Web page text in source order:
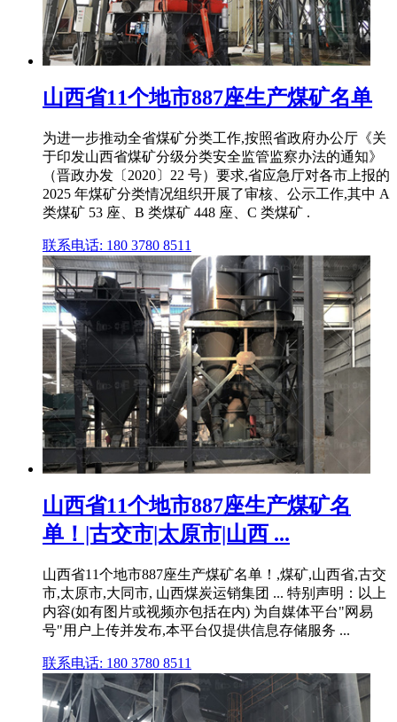
山西省11个地市887座生产煤矿名单
为进一步推动全省煤矿分类工作,按照省政府办公厅《关
于印发山西省煤矿分级分类安全监管监察办法的通知》
（晋政办发〔2020〕22 号）要求,省应急厅对各市上报的
2025 年煤矿分类情况组织开展了审核、公示工作,其中 A
类煤矿 53 座、B 类煤矿 448 座、C 类煤矿 .
联系电话: 180 3780 8511
山西省11个地市887座生产煤矿名
单！|古交市|太原市|山西 ...
山西省11个地市887座生产煤矿名单！,煤矿,山西省,古交
市,太原市,大同市, 山西煤炭运销集团 ... 特别声明：以上
内容(如有图片或视频亦包括在内) 为自媒体平台"网易
号"用户上传并发布,本平台仅提供信息存储服务 ...
联系电话: 180 3780 8511